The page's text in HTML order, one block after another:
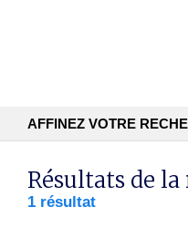
AFFINEZ VOTRE
Recherche textuelle
Résultats de
1 résultat